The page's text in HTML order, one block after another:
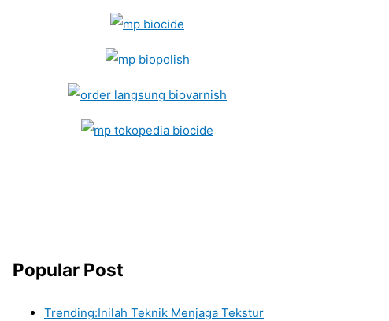
Popular Post
Trending:Inilah Teknik Menjaga Tekstur